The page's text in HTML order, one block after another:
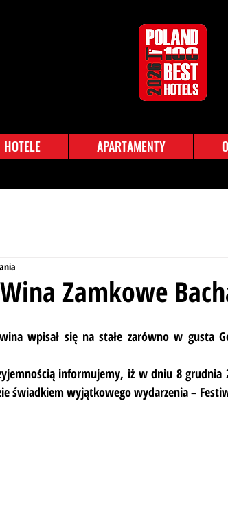
HOTELE APARTAMENTY
Zamkowe
wpisał się na stałe zarówno w gusta
informujemy, iż w dniu 8 grudnia
świadkiem wyjątkowego wydarzenia –